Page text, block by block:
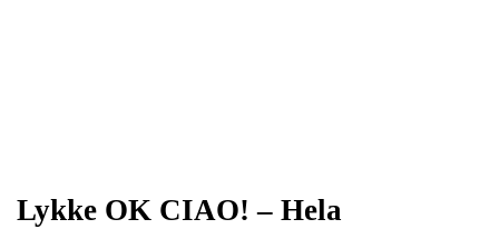
Lykke OK CIAO! – Hela